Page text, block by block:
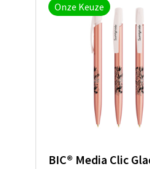
Onze Keuze
BIC® Media Clic